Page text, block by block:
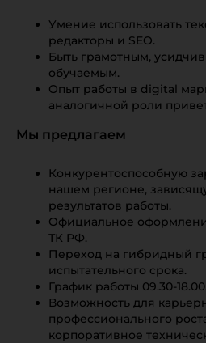
Умение использовать
редакторы и SEO.
Быть грамотным,
обучаемым.
Опыт работы в digital
аналогичной роли
Мы предлагаем
Конкурентоспособную
нашем регионе,
результатов работы.
Официальное
ТК РФ.
Переход на гибридный
испытательного срока.
График работы 09.30-18.00.
Возможность для
профессионального
корпоративное